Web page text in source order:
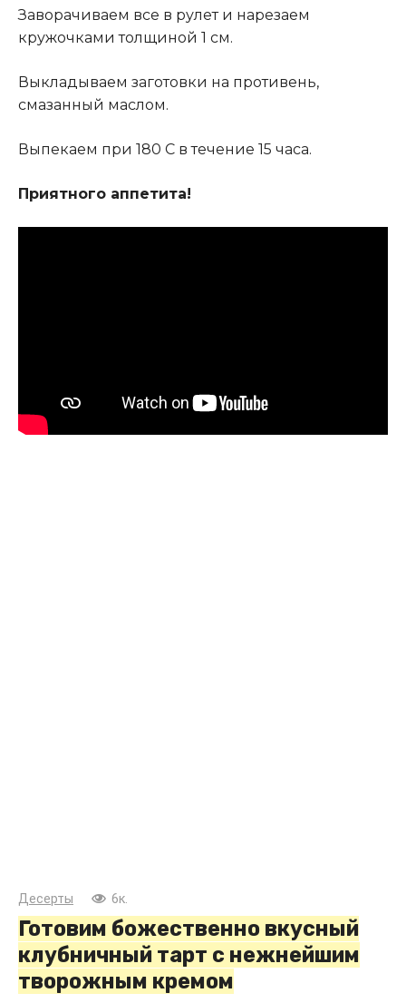
Заворачиваем все в рулет и нарезаем
кружочками толщиной 1 см.
Выкладываем заготовки на противень,
смазанный маслом.
Выпекаем при 180 С в течение 15 часа.
Приятного аппетита!
Десерты 6к.
Готовим божественно вкусный
клубничный тарт с нежнейшим
творожным кремом